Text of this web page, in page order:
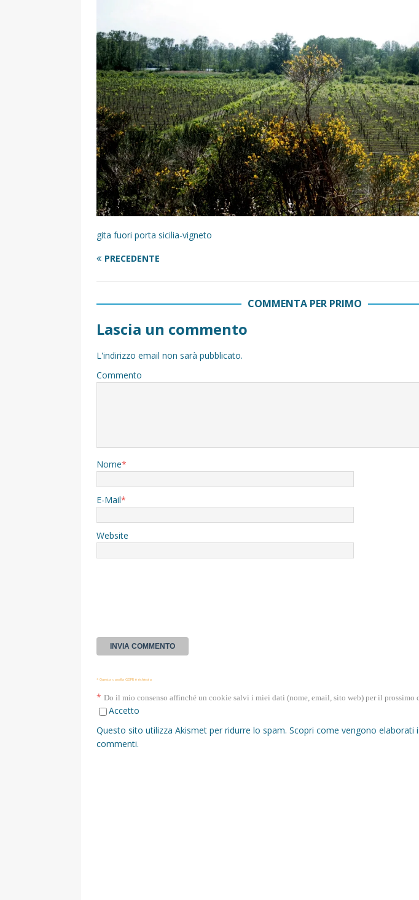
[ 14 Settembre 2025 ] Rifugi e Bivacchi sull’Etna: Guida Completa per
PARCHI NATURALI E AREE PICNIC
[ 2 Aprile 2025 ] Escursioni in Sicilia con bambini: itinerari imperdibili (+
VIAGGI IN SICILIA
[ 17 Settembre 2023 ] Vendemmia con i bambini in Sicilia, dove andare?
DIDATTICHE
[ 19 Gennaio 2023 ] Visitare la Fiumara d’Arte con i bambini, quando la
VIAGGI IN SICILIA
[ 20 Marzo 2022 ] Cosa fare in Sicilia con i bambini: mare, attività e
VIAGGI IN SICILIA
gita fuori porta sicilia-vigneto
PRECEDENTE
COMMENTA PER PRIMO
Lascia un commento
L'indirizzo email non sarà pubblicato.
Commento
Nome*
E-Mail*
Website
* Questa casella GDPR è richiesta
* Do il mio consenso affinché un cookie salvi i miei dati (nome, email, sito web) per il prossimo
Accetto
Questo sito utilizza Akismet per ridurre lo spam. Scopri come vengono elaborati
commenti.